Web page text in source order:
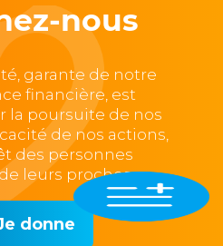
nous
garante de notre
financière, est
la poursuite de nos
de nos actions,
des personnes
leurs proches.
donne